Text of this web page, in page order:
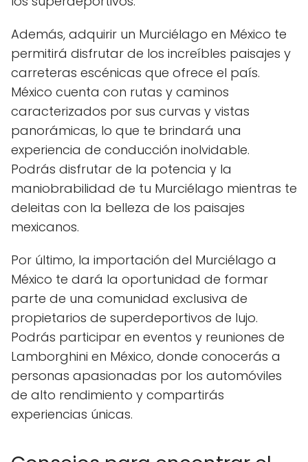
Además, adquirir un Murciélago en México te
permitirá disfrutar de los increíbles paisajes y
carreteras escénicas que ofrece el país.
México cuenta con rutas y caminos
caracterizados por sus curvas y vistas
panorámicas, lo que te brindará una
experiencia de conducción inolvidable.
Podrás disfrutar de la potencia y la
maniobrabilidad de tu Murciélago mientras te
deleitas con la belleza de los paisajes
mexicanos.
Por último, la importación del Murciélago a
México te dará la oportunidad de formar
parte de una comunidad exclusiva de
propietarios de superdeportivos de lujo.
Podrás participar en eventos y reuniones de
Lamborghini en México, donde conocerás a
personas apasionadas por los automóviles
de alto rendimiento y compartirás
experiencias únicas.